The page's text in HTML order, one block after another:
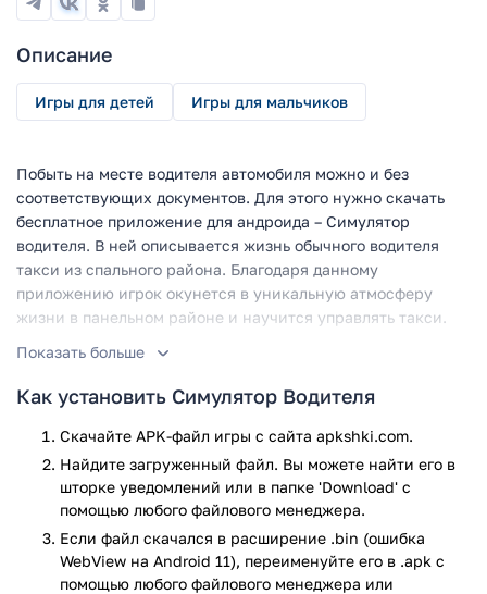
Описание
Игры для детей Игры для мальчиков
Побыть на месте водителя автомобиля можно и без
соответствующих документов. Для этого нужно скачать
бесплатное приложение для андроида – Симулятор
водителя. В ней описывается жизнь обычного водителя
такси из спального района. Благодаря данному
приложению игрок окунется в уникальную атмосферу
жизни в панельном районе и научится управлять такси.
Игровой процесс
В игре представлена обычная жизни водителя, который
разъезжает по городским дорогам и улочкам.
Реалистичная графика поможет полностью окунуться в
этот мир, отправляясь навстречу приключениям и
неожиданным поворотам. Вместе с главным героем можно
узнать, что кроется за простой жизнью обычного
городского водителя, какие препятствия могут случиться и
как решить обыденные проблемы.
Показать больше
Как установить Симулятор Водителя
Скачайте APK-файл игры с сайта apkshki.com.
Найдите загруженный файл. Вы можете найти его в
шторке уведомлений или в папке 'Download' с
помощью любого файлового менеджера.
Если файл скачался в расширение .bin (ошибка
WebView на Android 11), переименуйте его в .apk с
помощью любого файлового менеджера или